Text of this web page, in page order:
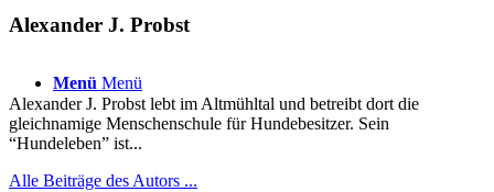
Menü Menü
Alexander J. Probst
Alexander J. Probst lebt im Altmühltal und betreibt dort die
gleichnamige Menschenschule für Hundebesitzer. Sein
“Hundeleben” ist...
Alle Beiträge des Autors ...